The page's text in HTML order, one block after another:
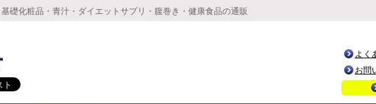
基礎化粧品・青汁・ダイエットサプリ・腹巻き・健康食品の通販
よく
お問